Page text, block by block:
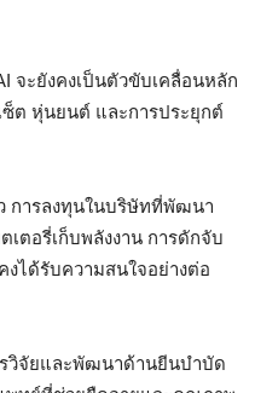
ะยังคงเป็นตัวขับเคลื่อนหลัก
ต หุ่นยนต์ และการประยุกต์
การลงทุนในบริษัทที่พัฒนา
ตอรี่เก็บพลังงาน การดักจับ
งได้รับความสนใจอย่างต่อ
วิจัยและพัฒนาด้านยีนบำบัด